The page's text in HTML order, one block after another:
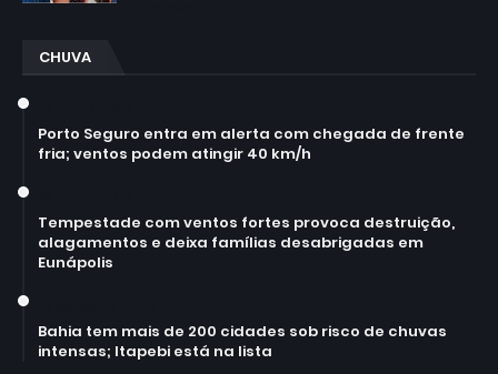
CHUVA
Porto Seguro entra em alerta com chegada de frente
fria; ventos podem atingir 40 km/h
Tempestade com ventos fortes provoca destruição,
alagamentos e deixa famílias desabrigadas em
Eunápolis
Bahia tem mais de 200 cidades sob risco de chuvas
intensas; Itapebi está na lista